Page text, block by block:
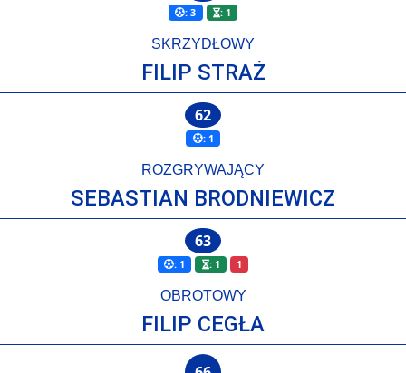
FILIP STRAŻ
SKRZYDŁOWY
: 3 : 1
SEBASTIAN BRODNIEWICZ
ROZGRYWAJĄCY
: 1
62
FILIP CEGŁA
OBROTOWY
: 1 : 1 1
63